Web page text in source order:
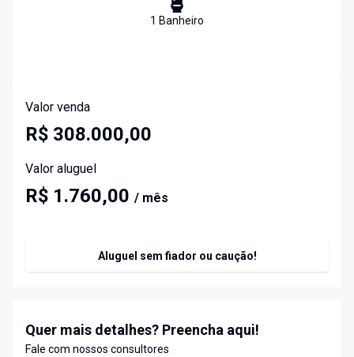
1 Banheiro
Valor venda
R$ 308.000,00
Valor aluguel
R$ 1.760,00 / mês
Aluguel sem fiador ou caução!
Quer mais detalhes? Preencha aqui!
Fale com nossos consultores